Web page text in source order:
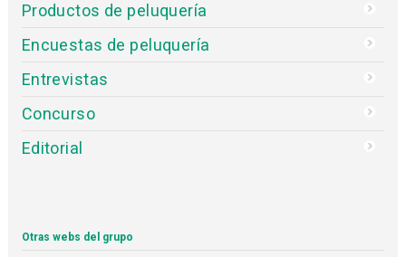
Productos de peluquería
Encuestas de peluquería
Entrevistas
Concurso
Editorial
Otras webs del grupo